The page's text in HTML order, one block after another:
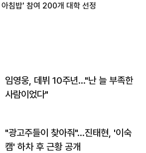
침밥' 참여 200개 대학 선정
임영웅, 데뷔 10주년…"난 늘 부족한
사람이었다"
"광고주들이 찾아줘"…진태현, '이숙
캠' 하차 후 근황 공개